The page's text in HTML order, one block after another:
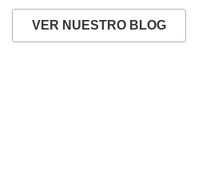
VER NUESTRO BLOG